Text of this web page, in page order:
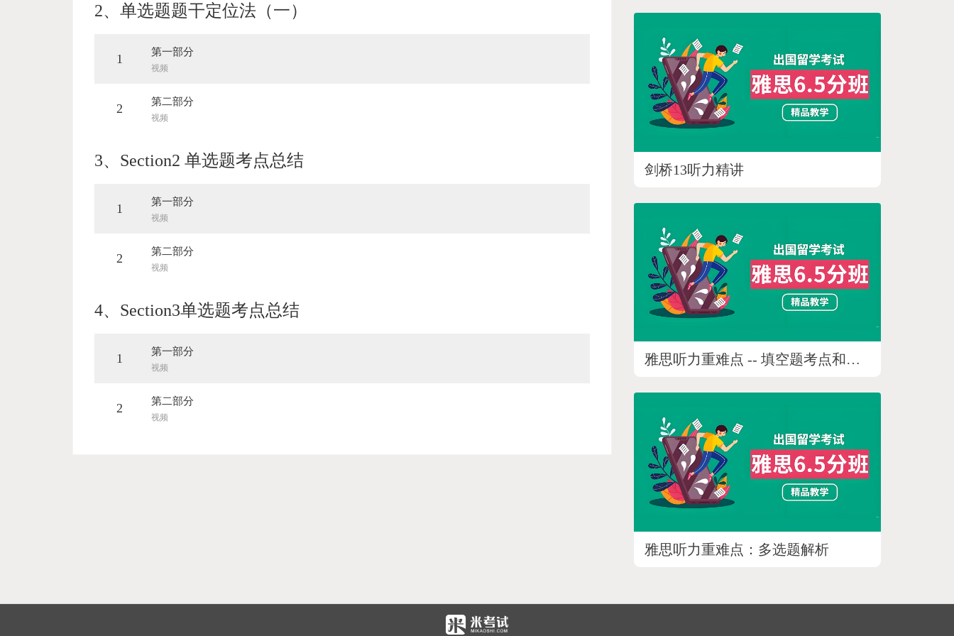
2、 单选题题干定位法（一）
1 第一部分
视频
2 第二部分
视频
3、 Section2 单选题考点总结
1 第一部分
视频
2 第二部分
视频
4、 Section3单选题考点总结
1 第一部分
视频
2 第二部分
视频
剑桥13听力精讲
雅思听力重难点 -- 填空题考点和技巧
雅思听力重难点：多选题解析